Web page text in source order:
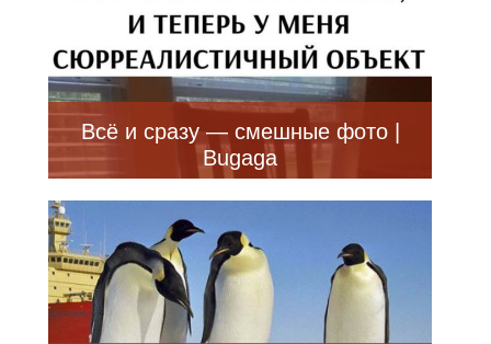
Всё и сразу — смешные фото |
Bugaga